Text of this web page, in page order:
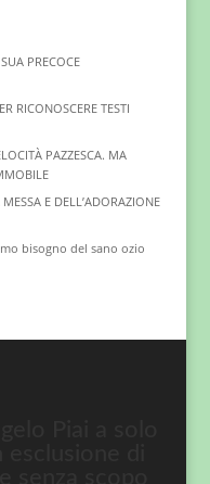
PRECOCE
RICONOSCERE TESTI
PAZZESCA. MA
E DELL’ADORAZIONE
bisogno del sano ozio